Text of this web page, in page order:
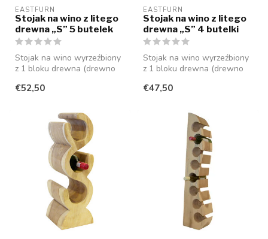
EASTFURN
Stojak na wino z litego
drewna „S” 5 butelek
Stojak na wino wyrzeźbiony
z 1 bloku drewna (drewno
€52,50
EASTFURN
Stojak na wino z litego
drewna „S” 4 butelki
Stojak na wino wyrzeźbiony
z 1 bloku drewna (drewno
€47,50